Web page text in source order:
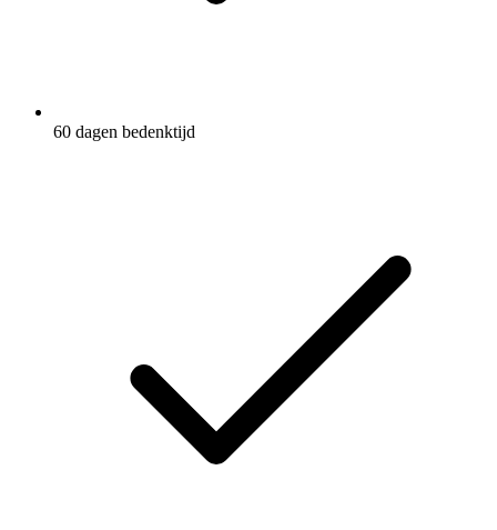
60 dagen bedenktijd